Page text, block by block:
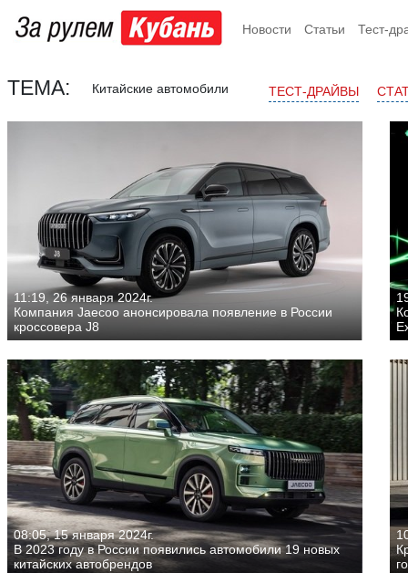
Новости Статьи Тест-
ТЕМА: Китайские автомобили ТЕСТ-ДРАЙВЫ
11:19, 26 января 2024г.
Компания Jaecoo анонсировала появление в России
кроссовера J8
08:05, 15 января 2024г.
В 2023 году в России появились автомобили 19 новых
китайских автобрендов